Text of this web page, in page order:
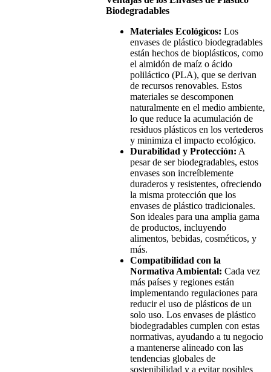
Biodegradables
Materiales Ecológicos: Los
envases de plástico biodegradables
están hechos de bioplásticos, como
el almidón de maíz o ácido
poliláctico (PLA), que se derivan
de recursos renovables. Estos
materiales se descomponen
naturalmente en el medio ambiente,
lo que reduce la acumulación de
residuos plásticos en los vertederos
y minimiza el impacto ecológico.
Durabilidad y Protección: A
pesar de ser biodegradables, estos
envases son increíblemente
duraderos y resistentes, ofreciendo
la misma protección que los
envases de plástico tradicionales.
Son ideales para una amplia gama
de productos, incluyendo
alimentos, bebidas, cosméticos, y
más.
Compatibilidad con la
Normativa Ambiental: Cada vez
más países y regiones están
implementando regulaciones para
reducir el uso de plásticos de un
solo uso. Los envases de plástico
biodegradables cumplen con estas
normativas, ayudando a tu negocio
a mantenerse alineado con las
tendencias globales de
sostenibilidad y a evitar posibles